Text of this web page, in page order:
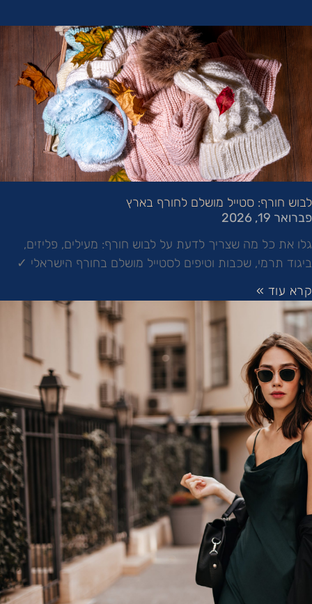
לבוש חורף: סטייל מושלם לחורף בארץ
פברואר 19, 2026
גלו את כל מה שצריך לדעת על לבוש חורף: מעילים, פליזים,
ביגוד תרמי, שכבות וטיפים לסטייל מושלם בחורף הישראלי ✓
קרא עוד »